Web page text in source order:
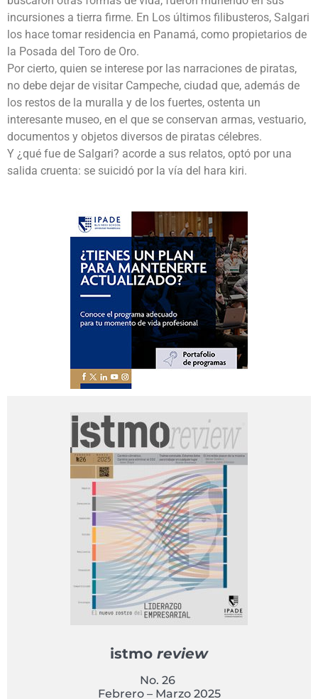
incursiones a tierra firme. En Los últimos filibusteros, Salgari
los hace tomar residencia en Panamá, como propietarios de
la Posada del Toro de Oro.
Por cierto, quien se interese por las narraciones de piratas,
no debe dejar de visitar Campeche, ciudad que, además de
los restos de la muralla y de los fuertes, ostenta un
interesante museo, en el que se conservan armas, vestuario,
documentos y objetos diversos de piratas célebres.
Y ¿qué fue de Salgari? acorde a sus relatos, optó por una
salida cruenta: se suicidó por la vía del hara kiri.
istmo review
No. 26
Febrero – Marzo 2025